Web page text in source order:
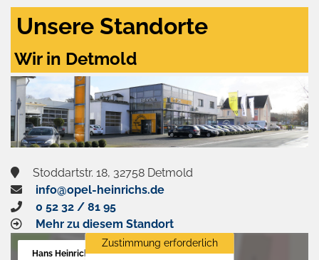
Unsere Standorte
Wir in Detmold
Stoddartstr. 18, 32758 Detmold
info@opel-heinrichs.de
0 52 32 / 81 95
Mehr zu diesem Standort
Hans Heinrichs GmbH
Zustimmung erforderlich